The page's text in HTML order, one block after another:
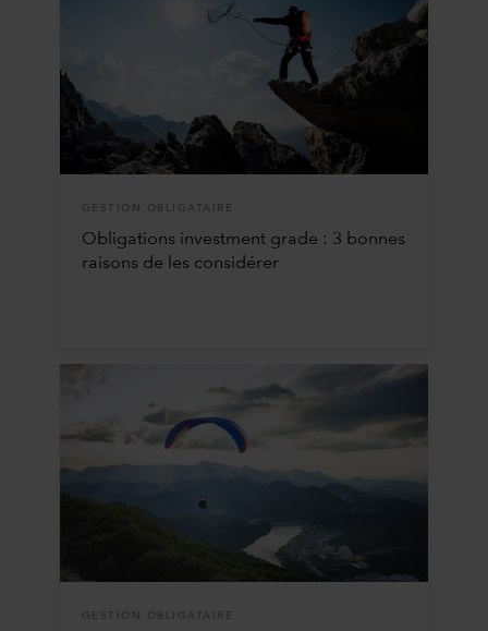
GESTION OBLIGATAIRE
Obligations investment grade : 3 bonnes
raisons de les considérer
GESTION OBLIGATAIRE